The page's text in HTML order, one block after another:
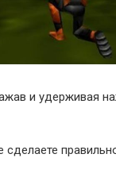
и удерживая
сделаете